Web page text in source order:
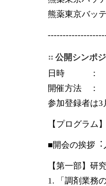
熊薬東京バッ
公開シンポ
日時 ：
開催方法 ：
参加登録者は3
【プログラム
■開会の挨拶
【第⼀部】研
1. 「調剤業務